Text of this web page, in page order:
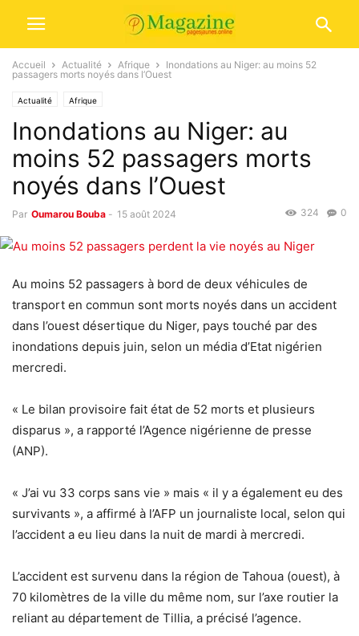
Accueil Actualité Afrique
Inondations au Niger: au moins 52
passagers morts noyés dans l’Ouest
Actualité Afrique
Inondations au Niger: au
moins 52 passagers morts
noyés dans l’Ouest
Par Oumarou Bouba - 15 août 2024 0
324
Au moins 52 passagers à bord de deux véhicules de
transport en commun sont morts noyés dans un accident
dans l’ouest désertique du Niger, pays touché par des
inondations depuis juin, selon un média d’Etat nigérien
mercredi.
« Le bilan provisoire fait état de 52 morts et plusieurs
disparus », a rapporté l’Agence nigérienne de presse
(ANP).
« J’ai vu 33 corps sans vie » mais « il y a également eu des
survivants », a affirmé à l’AFP un journaliste local, selon qui
l’accident a eu lieu dans la nuit de mardi à mercredi.
L’accident est survenu dans la région de Tahoua (ouest), à
70 kilomètres de la ville du même nom, sur l’axe routier la
reliant au département de Tillia, a précisé l’agence.